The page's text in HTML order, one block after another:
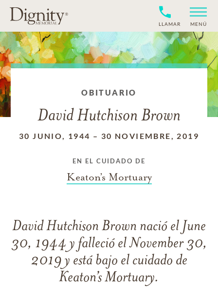
LLAMAR MENÚ
OBITUARIO
David Hutchison Brown
30 JUNIO, 1944 – 30 NOVIEMBRE, 2019
EN EL CUIDADO DE
Keaton’s Mortuary
David Hutchison Brown nació el June
30, 1944 y falleció elNovember 30,
2019 y está bajo el cuidado de
Keaton’s Mortuary.